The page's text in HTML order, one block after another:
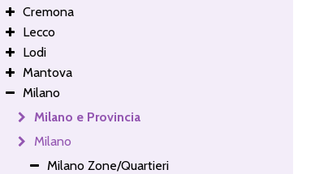
Cremona
Lecco
Lodi
Mantova
Milano
Milano e Provincia
Milano
Milano Zone/Quartieri